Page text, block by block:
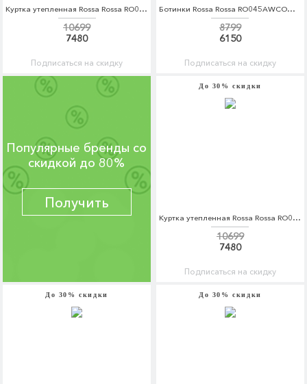
Куртка утепленная Rossa Rossa RO045EWDKBW8
10699
7480
Подписаться на скидку
Ботинки Rossa Rossa RO045AWCOQA6
8799
6150
Подписаться на скидку
Популярные бренды со
скидкой до 80%
Получить
До 30% скидки
Куртка утепленная Rossa Rossa RO045EWDKBW9
10699
7480
Подписаться на скидку
До 30% скидки До 30% скидки